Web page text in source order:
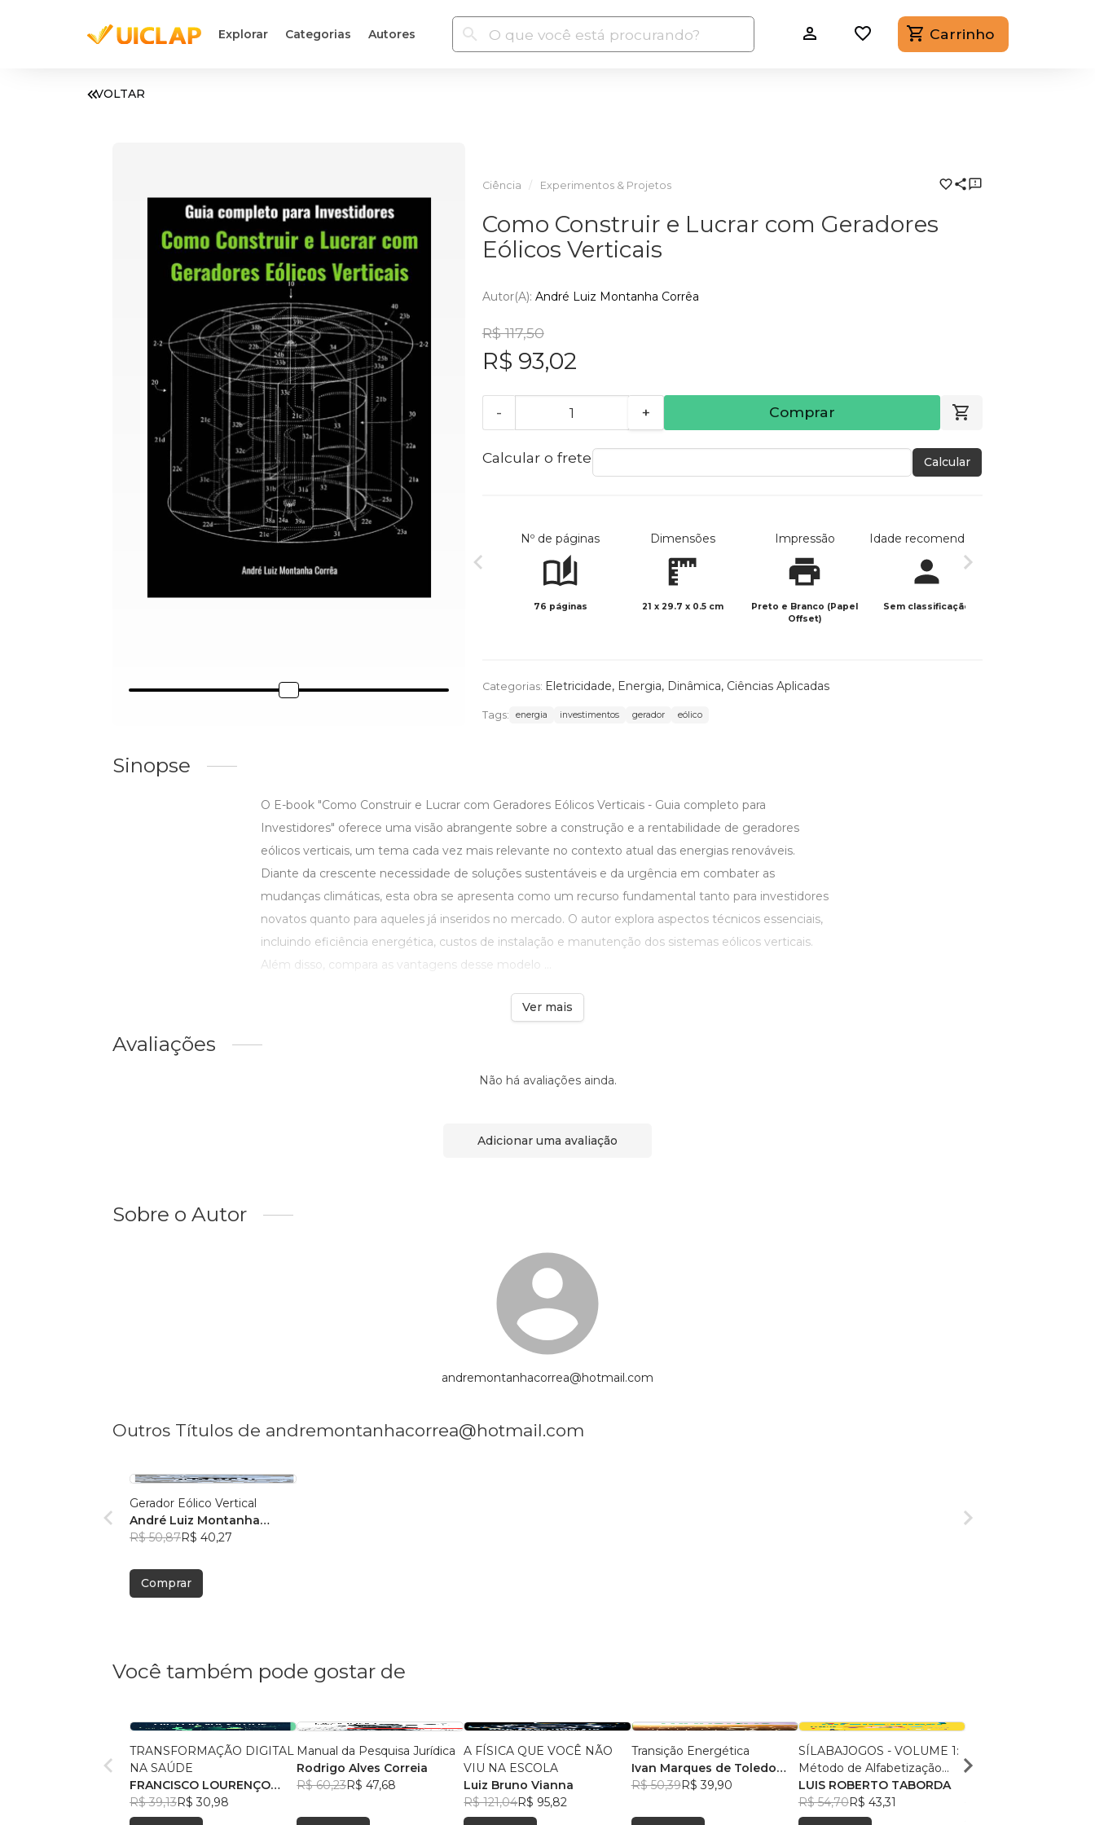
Explorar Categorias Autores Carrinho
VOLTAR
Ciência Experimentos & Projetos
Como Construir e Lucrar com Geradores
Eólicos Verticais
Autor(a): André Luiz Montanha Corrêa
R$ 117,50
R$ 93,02
- + Comprar
Calcular o frete Calcular
Nº de páginas
76 páginas
Dimensões
21 x 29.7 x 0.5 cm
Impressão
Preto e Branco (Papel
Offset)
Idade recomendada
Sem classificação
Categorias: Eletricidade, Energia, Dinâmica, Ciências Aplicadas
Tags: energia investimentos gerador eólico
Sinopse
O E-book "Como Construir e Lucrar com Geradores Eólicos Verticais - Guia completo para
Investidores" oferece uma visão abrangente sobre a construção e a rentabilidade de geradores
eólicos verticais, um tema cada vez mais relevante no contexto atual das energias renováveis.
Diante da crescente necessidade de soluções sustentáveis e da urgência em combater as
mudanças climáticas, esta obra se apresenta como um recurso fundamental tanto para investidores
novatos quanto para aqueles já inseridos no mercado. O autor explora aspectos técnicos essenciais,
incluindo eficiência energética, custos de instalação e manutenção dos sistemas eólicos verticais.
Além disso, compara as vantagens desse modelo ...
Ver mais
Avaliações
Não há avaliações ainda.
Adicionar uma avaliação
Sobre o Autor
andremontanhacorrea@hotmail.com
Outros Títulos de andremontanhacorrea@hotmail.com
Gerador Eólico Vertical
André Luiz Montanha
Corrêa
R$ 50,87R$ 40,27
Comprar
Você também pode gostar de
TRANSFORMAÇÃO DIGITAL
NA SAÚDE
FRANCISCO LOURENÇO
DUARTE ARCE JUNIOR
R$ 39,13R$ 30,98
Manual da Pesquisa Jurídica
Rodrigo Alves Correia
R$ 60,23R$ 47,68
A FÍSICA QUE VOCÊ NÃO
VIU NA ESCOLA
Luiz Bruno Vianna
R$ 121,04R$ 95,82
Transição Energética
Ivan Marques de Toledo
Camargo
R$ 50,39R$ 39,90
SÍLABAJOGOS - VOLUME 1:
Método de Alfabetização
ABACADA com a Vogal A -
LUIS ROBERTO TABORDA
R$ 54,70R$ 43,31
CIBERNÉTICO E